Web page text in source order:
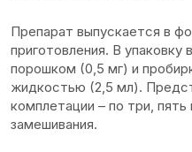
Препарат выпускается в
приготовления. В
порошком (0,5 мг) и
жидкостью (2,5 мл).
комплетации – по три, пять
замешивания.